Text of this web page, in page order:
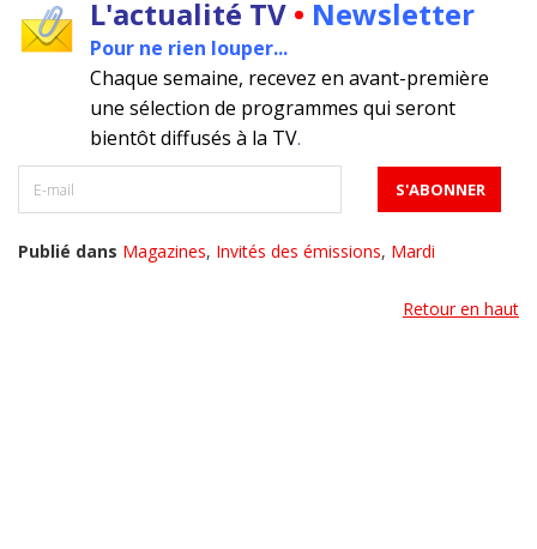
L'actualité TV • Newsletter
Pour ne rien louper...
Chaque semaine, recevez en avant-première
une sélection de programmes qui seront
bientôt diffusés à la TV.
Publié dans Magazines, Invités des émissions, Mardi
Retour en haut